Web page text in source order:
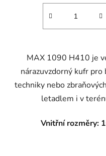
MAX 1090 H410 je
nárazuvzdorný kufr
techniky nebo
letadlem i v
Vnitřní rozměry: